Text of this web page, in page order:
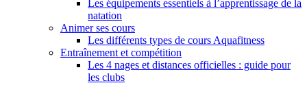
Les équipements essentiels à l’apprentissage de la
natation
Animer ses cours
Les différents types de cours Aquafitness
Entraînement et compétition
Les 4 nages et distances officielles : guide pour
les clubs